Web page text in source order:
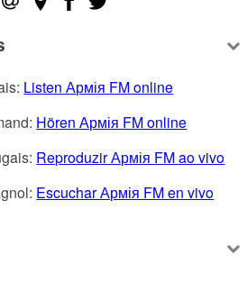
Listen Армія FM online
Hören Армія FM online
Reproduzir Армія FM ao vivo
Escuchar Армія FM en vivo